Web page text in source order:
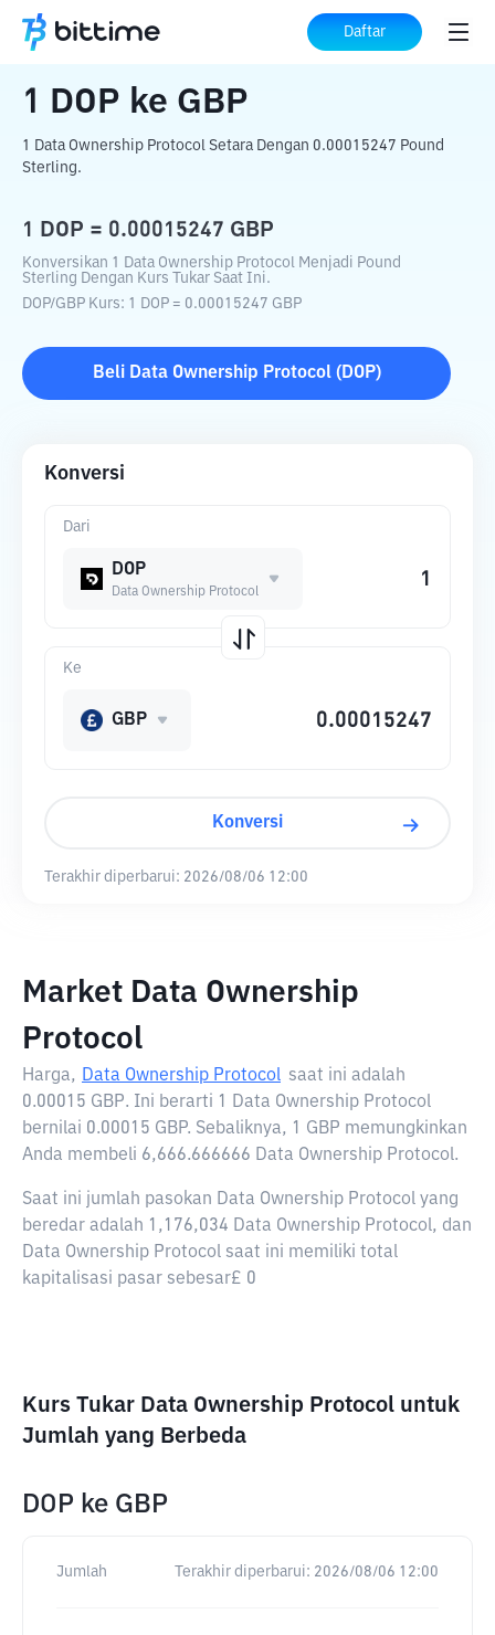
Daftar
Beranda Konverter Kripto ke GBP
1 DOP ke GBP
1 Data Ownership Protocol Setara Dengan 0.00015247 Pound
Sterling.
1 DOP = 0.00015247 GBP
Konversikan 1 Data Ownership Protocol Menjadi Pound
Sterling Dengan Kurs Tukar Saat Ini.
DOP/GBP Kurs: 1 DOP = 0.00015247 GBP
Beli Data Ownership Protocol( DOP)
Konversi
Dari
DOP
Data Ownership Protocol
Ke
GBP
Konversi
Terakhir diperbarui: 2026/08/06 12:00
Market Data Ownership
Protocol
Harga, Data Ownership Protocol saat ini adalah
0.00015 GBP. Ini berarti 1 Data Ownership Protocol
bernilai 0.00015 GBP. Sebaliknya, 1 GBP memungkinkan
Anda membeli 6,666.666666 Data Ownership Protocol.
Saat ini jumlah pasokan Data Ownership Protocol yang
beredar adalah 1,176,034 Data Ownership Protocol, dan
Data Ownership Protocol saat ini memiliki total
kapitalisasi pasar sebesar£ 0
Kurs Tukar Data Ownership Protocol untuk
Jumlah yang Berbeda
DOP ke GBP
Jumlah Terakhir diperbarui: 2026/08/06 12:00